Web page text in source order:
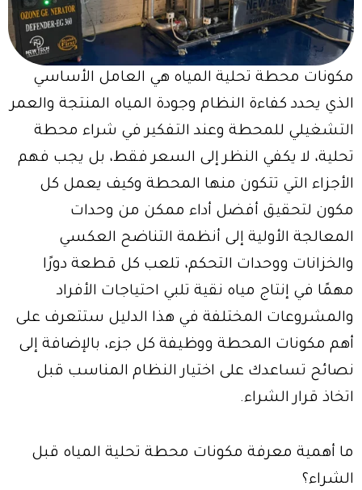
مكونات محطة تحلية المياه هي العامل الأساسي
الذي يحدد كفاءة النظام وجودة المياه المنتجة والعمر
التشغيلي للمحطة وعند التفكير في شراء محطة
تحلية، لا يكفي النظر إلى السعر فقط، بل يجب فهم
الأجزاء التي تتكون منها المحطة وكيف يعمل كل
مكون لتحقيق أفضل أداء ممكن من وحدات
المعالجة الأولية إلى أنظمة التناضح العكسي
والخزانات ووحدات التحكم، تلعب كل قطعة دورًا
مهمًا في إنتاج مياه نقية تلبي احتياجات الأفراد
والمشروعات المختلفة في هذا الدليل ستتعرف على
أهم مكونات المحطة ووظيفة كل جزء، بالإضافة إلى
نصائح تساعدك على اختيار النظام المناسب قبل
اتخاذ قرار الشراء.
ما أهمية معرفة مكونات محطة تحلية المياه قبل
الشراء؟